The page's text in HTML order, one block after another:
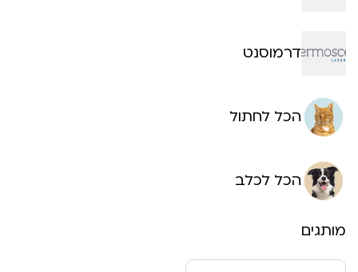
דרמוסנט
הכל לחתול
הכל לכלב
מותגים